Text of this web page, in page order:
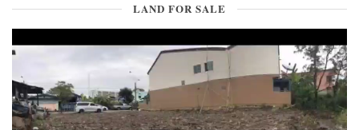
LAND FOR SALE